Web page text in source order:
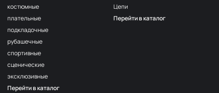
костюмные
плательные
подкладочные
рубашечные
спортивные
сценические
эксклюзивные
Перейти в каталог
Цепи
Перейти в каталог